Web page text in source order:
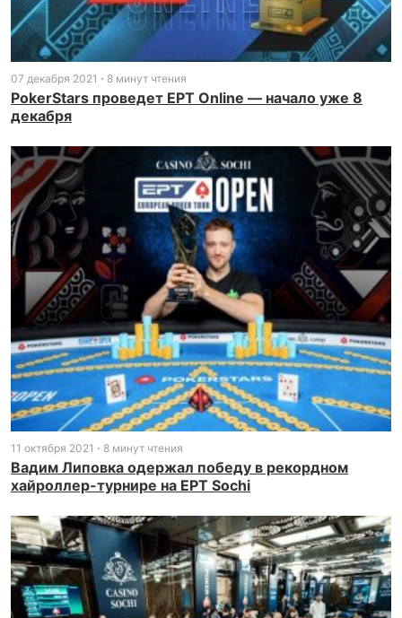
07 декабря 2021 8 минут чтения
PokerStars проведет EPT Online — начало уже 8
декабря
11 октября 2021 8 минут чтения
Вадим Липовка одержал победу в рекордном
хайроллер-турнире на EPT Sochi